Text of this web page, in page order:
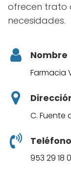
ofrecen trato
necesidades.
Nombre
Farmacia
C. Fuente
Teléfono
953 29 18